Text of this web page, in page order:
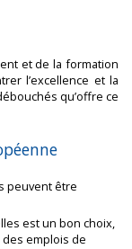
et de la formation
l’excellence et la
qu’offre ce
peuvent être
est un bon choix,
des emplois de